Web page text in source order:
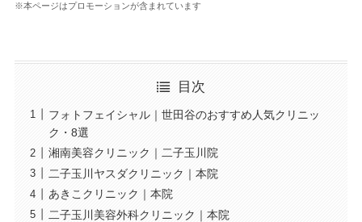
※本ページはプロモーションが含まれています
目次
フォトフェイシャル｜世田谷のおすすめ人気クリニッ
ク・8選
湘南美容クリニック｜二子玉川院
二子玉川ヤスダクリニック｜本院
あきこクリニック｜本院
二子玉川美容外科クリニック｜本院